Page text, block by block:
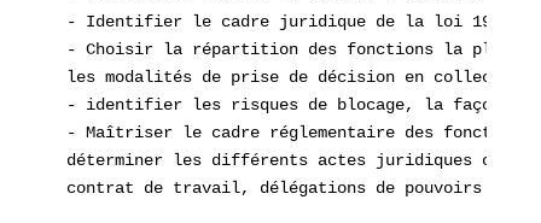
- Identifier le cadre juridique de la loi 1901 et
- Choisir la répartition des fonctions la plus
les modalités de prise de décision en collectif
- identifier les risques de blocage, la façon
- Maîtriser le cadre réglementaire des fonctions
déterminer les différents actes juridiques
contrat de travail, délégations de pouvoirs et/